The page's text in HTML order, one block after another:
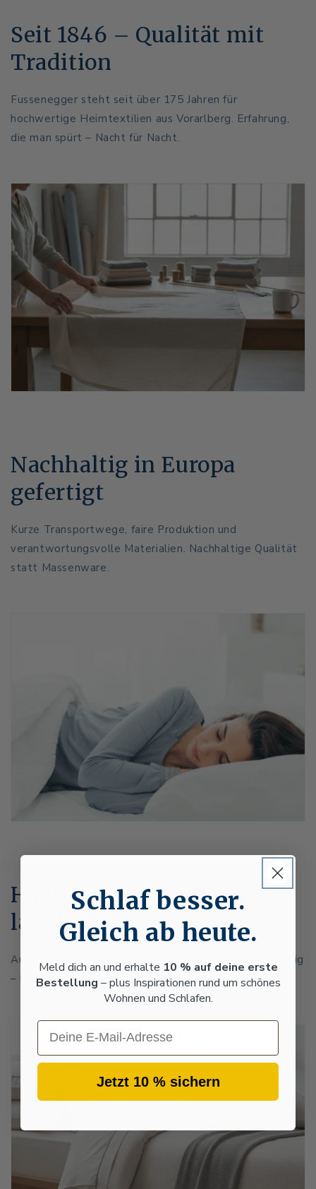
Seit 1846 – Qualität mit
Tradition
Fussenegger steht seit über 175 Jahren für
hochwertige Heimtextilien aus Vorarlberg. Erfahrung,
die man spürt – Nacht für Nacht.
Nachhaltig in Europa
gefertigt
Kurze Transportwege, faire Produktion und
verantwortungsvolle Materialien. Nachhaltige Qualität
statt Massenware.
Hautfreundliche &
langlebige Materialien
Ausgewählte Stoffe, weich, atmungsaktiv und langlebig
– ideal für erholsamen Schlaf und empfindliche Haut.
Schlaf besser.
Gleich ab heute.
Meld dich an und erhalte 10 % auf deine erste
Bestellung – plus Inspirationen rund um schönes
Wohnen und Schlafen.
Email
Jetzt 10 % sichern